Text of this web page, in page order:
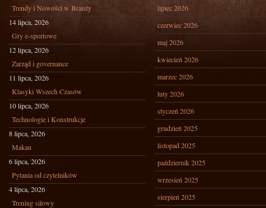
Trendy i Nowości w Branży
14 lipca, 2026
Gry e-sportowe
12 lipca, 2026
Zarząd i governance
11 lipca, 2026
Klasyki Wszech Czasów
10 lipca, 2026
Technologie i Konstrukcje
8 lipca, 2026
Makau
6 lipca, 2026
Pytania od czytelników
4 lipca, 2026
Trening siłowy
lipiec 2026
czerwiec 2026
maj 2026
kwiecień 2026
marzec 2026
luty 2026
styczeń 2026
grudzień 2025
listopad 2025
październik 2025
wrzesień 2025
sierpień 2025